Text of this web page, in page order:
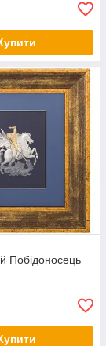
Побідоносець